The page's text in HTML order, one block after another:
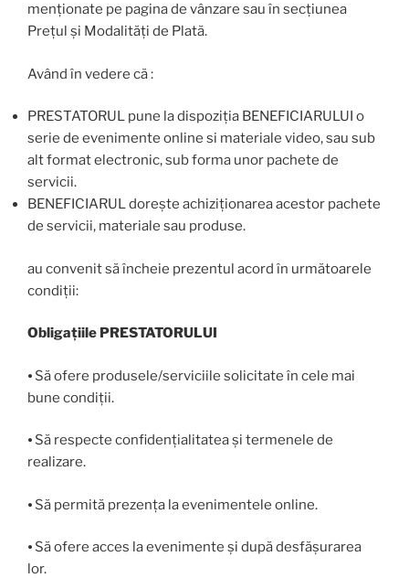
menționate pe pagina de vânzare sau în secțiunea
Prețul și Modalități de Plată.
Având în vedere că :
PRESTATORUL pune la dispoziţia BENEFICIARULUI o
serie de evenimente online si materiale video, sau sub
alt format electronic, sub forma unor pachete de
servicii.
BENEFICIARUL doreşte achiziţionarea acestor pachete
de servicii, materiale sau produse.
au convenit să încheie prezentul acord în următoarele
condiţii:
Obligațiile PRESTATORULUI
⦁ Să ofere produsele/serviciile solicitate în cele mai
bune condiții.
⦁ Să respecte confidențialitatea și termenele de
realizare.
⦁ Să permită prezența la evenimentele online.
⦁ Să ofere acces la evenimente şi după desfăşurarea
lor.